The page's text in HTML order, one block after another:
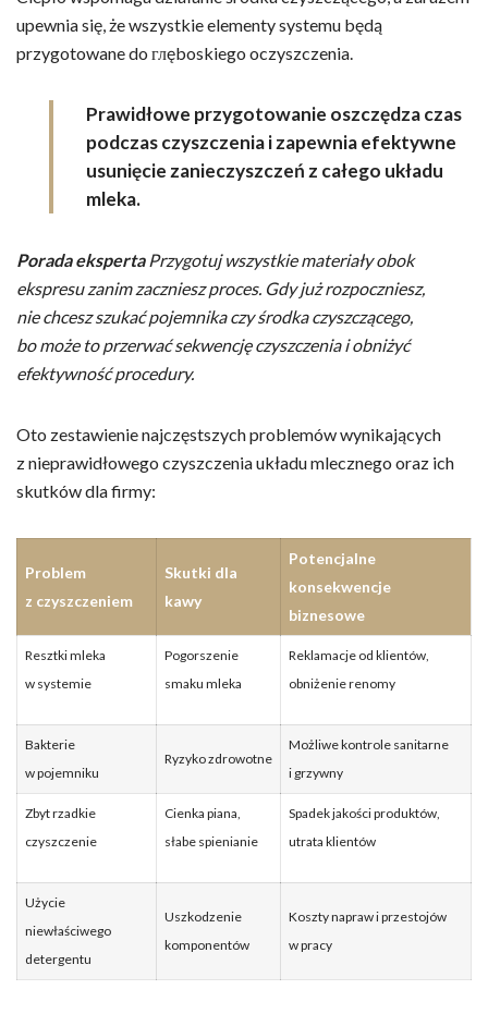
upewnia się, że wszystkie elementy systemu będą
przygotowane do глęboskiego oczyszczenia.
Prawidłowe przygotowanie oszczędza czas
podczas czyszczenia i zapewnia efektywne
usunięcie zanieczyszczeń z całego układu
mleka.
Porada eksperta Przygotuj wszystkie materiały obok
ekspresu zanim zaczniesz proces. Gdy już rozpoczniesz,
nie chcesz szukać pojemnika czy środka czyszczącego,
bo może to przerwać sekwencję czyszczenia i obniżyć
efektywność procedury.
Oto zestawienie najczęstszych problemów wynikających
z nieprawidłowego czyszczenia układu mlecznego oraz ich
skutków dla firmy:
Problem
z czyszczeniem
Skutki dla
kawy
Potencjalne
konsekwencje
biznesowe
Resztki mleka
w systemie
Pogorszenie
smaku mleka
Reklamacje od klientów,
obniżenie renomy
Bakterie
w pojemniku
Ryzyko zdrowotne
Możliwe kontrole sanitarne
i grzywny
Zbyt rzadkie
czyszczenie
Cienka piana,
słabe spienianie
Spadek jakości produktów,
utrata klientów
Użycie
niewłaściwego
detergentu
Uszkodzenie
komponentów
Koszty napraw i przestojów
w pracy